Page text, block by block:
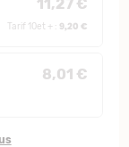
11,27 €
Tarif 10et + : 9,20 €
8,01 €